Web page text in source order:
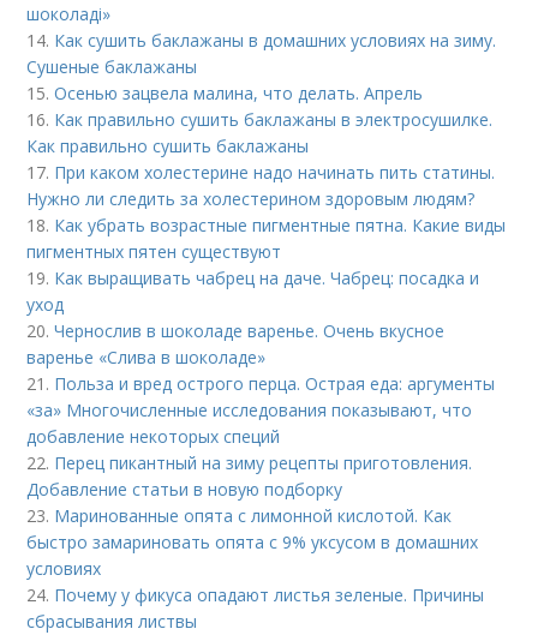
шоколаді»
14. Как сушить баклажаны в домашних условиях на зиму.
Сушеные баклажаны
15.Осенью зацвела малина, что делать. Апрель
16. Как правильно сушить баклажаны в электросушилке.
Как правильно сушить баклажаны
17. При каком холестерине надо начинать пить статины.
Нужно ли следить за холестерином здоровым людям?
18. Как убрать возрастные пигментные пятна. Какие виды
пигментных пятен существуют
19. Как выращивать чабрец на даче. Чабрец: посадка и
уход
20.Чернослив в шоколаде варенье. Очень вкусное
варенье «Слива в шоколаде»
21. Польза и вред острого перца. Острая еда: аргументы
«за» Многочисленные исследования показывают, что
добавление некоторых специй
22. Перец пикантный на зиму рецепты приготовления.
Добавление статьи в новую подборку
23. Маринованные опята с лимонной кислотой. Как
быстро замариновать опята с 9% уксусом в домашних
условиях
24. Почему у фикуса опадают листья зеленые. Причины
сбрасывания листвы